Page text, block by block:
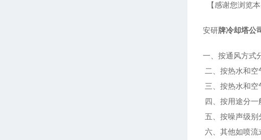
【感谢您浏览
安研牌冷却塔公
一、按通风方式
二、按热水和空
三、按热水和空
四、按用途分一
五、按噪声级别
六、其他如喷流